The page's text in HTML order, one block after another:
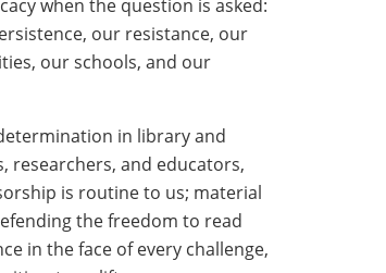
when the question is asked:
our resistance, our
our schools, and our
in library and
researchers, and educators,
is routine to us; material
the freedom to read
in the face of every challenge,